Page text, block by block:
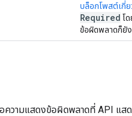
บล็อกโพสต์เกี่ย
Required โ
ข้อผิดพลาดก็ยั
อความแสดงข้อผิดพลาดที่ API แ